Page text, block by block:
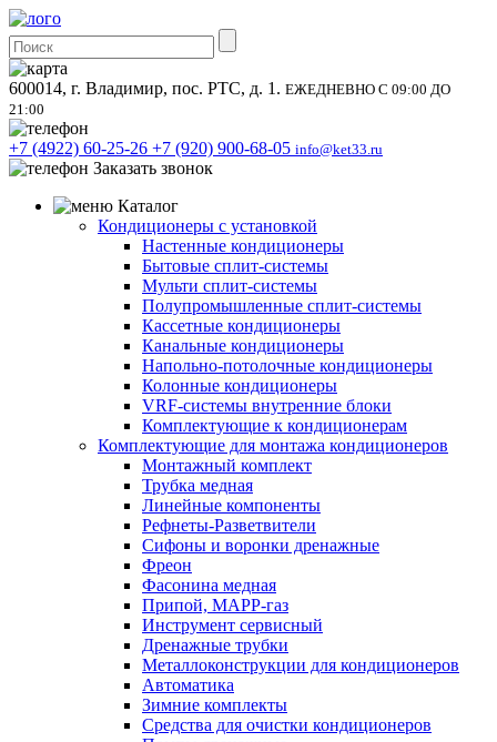
600014, г. Владимир, пос. РТС, д. 1. ЕЖЕДНЕВНО С 09:00 ДО
21:00
+7 (4922) 60-25-26 +7 (920) 900-68-05 info@ket33.ru
Заказать звонок
Каталог
Кондиционеры с установкой
Настенные кондиционеры
Бытовые сплит-системы
Мульти сплит-системы
Полупромышленные сплит-системы
Кассетные кондиционеры
Канальные кондиционеры
Напольно-потолочные кондиционеры
Колонные кондиционеры
VRF-системы внутренние блоки
Комплектующие к кондиционерам
Комплектующие для монтажа кондиционеров
Монтажный комплект
Трубка медная
Линейные компоненты
Рефнеты-Разветвители
Сифоны и воронки дренажные
Фреон
Фасонина медная
Припой, МАРР-газ
Инструмент сервисный
Дренажные трубки
Металлоконструкции для кондиционеров
Автоматика
Зимние комплекты
Средства для очистки кондиционеров